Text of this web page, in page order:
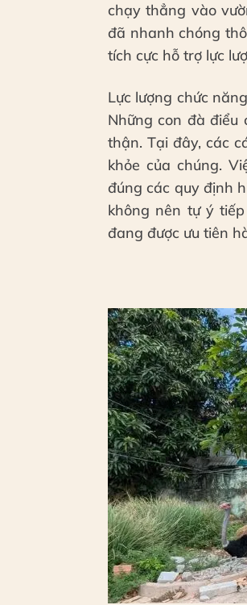
chạy thẳng vào
đã nhanh chóng
tích cực hỗ trợ lực
Lực lượng chức
Những con đà điểu
thận. Tại đây, các
khỏe của chúng.
đúng các quy định
không nên tự ý
đang được ưu tiên